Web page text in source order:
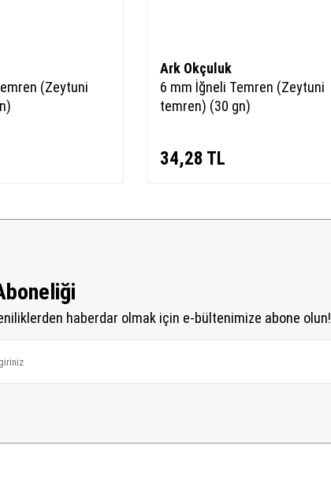
(Zeytuni
Ark Okçuluk
6 mm İğneli Temren (Zeytuni
temren) (30 gn)
34,28 TL
haberdar olmak için e-bültenimize abone olun!